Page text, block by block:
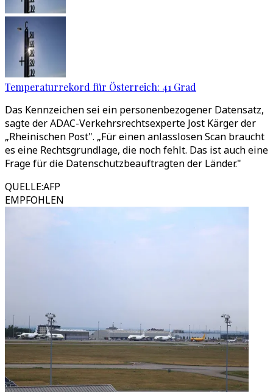
Temperaturrekord für Österreich: 41 Grad
Das Kennzeichen sei ein personenbezogener Datensatz,
sagte der ADAC-Verkehrsrechtsexperte Jost Kärger der
„Rheinischen Post". „Für einen anlasslosen Scan braucht
es eine Rechtsgrundlage, die noch fehlt. Das ist auch eine
Frage für die Datenschutzbeauftragten der Länder."
QUELLE:AFP
EMPFOHLEN